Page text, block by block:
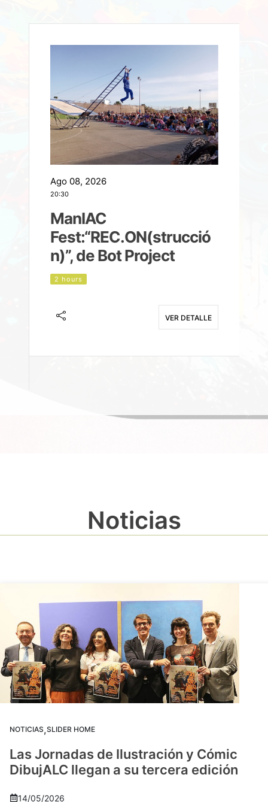
Ago 08, 2026
20:30
ManIAC
Fest:“REC.ON(strucció
n)”, de Bot Project
2 hours
VER DETALLE
Noticias
NOTICIAS,SLIDER HOME
Las Jornadas de Ilustración y Cómic
DibujALC llegan a su tercera edición
14/05/2026